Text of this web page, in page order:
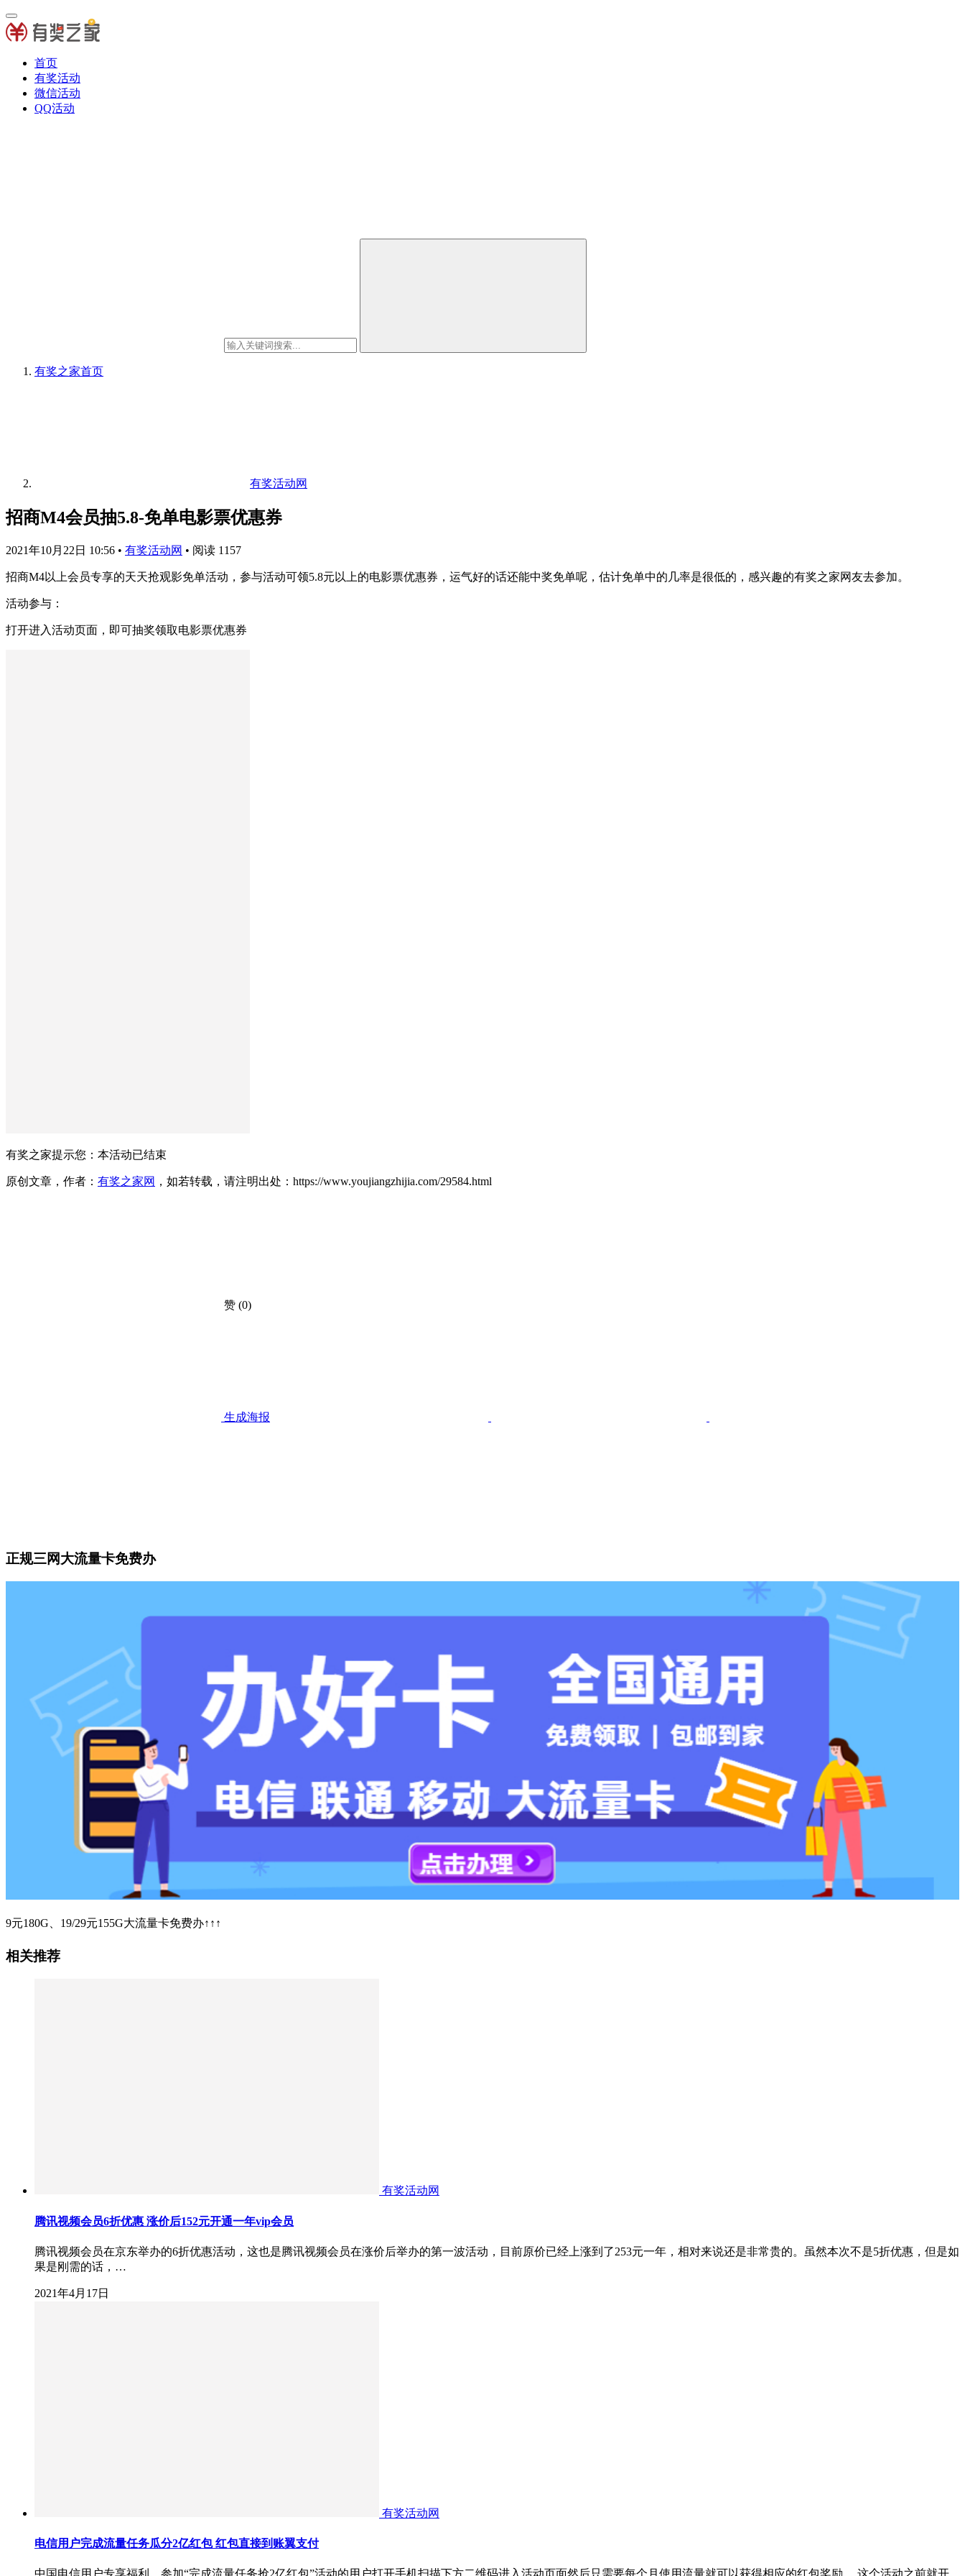
首页
有奖活动
微信活动
QQ活动
有奖之家首页
有奖活动网
招商M4会员抽5.8-免单电影票优惠券
2021年10月22日 10:56 • 有奖活动网 • 阅读 1157
招商M4以上会员专享的天天抢观影免单活动，参与活动可领5.8元以上的电影票优惠券，运气好的话还能中奖免单呢，估计免单中的几率是很低的，感兴趣的有奖之家网友去参加。
活动参与：
打开进入活动页面，即可抽奖领取电影票优惠券
有奖之家提示您： 本活动已结束
原创文章，作者： 有奖之家网 ，如若转载，请注明出处：https://www.youjiangzhijia.com/29584.html
赞 (0)
生成海报
正规三网大流量卡免费办
9元180G、19/29元155G大流量卡免费办↑↑↑
相关推荐
有奖活动网
腾讯视频会员6折优惠 涨价后152元开通一年vip会员
腾讯视频会员在京东举办的6折优惠活动，这也是腾讯视频会员在涨价后举办的第一波活动，目前原价已经上涨到了253元一年，相对来说还是非常贵的。虽然本次不是5折优惠，但是如
果是刚需的话，…
2021年4月17日
有奖活动网
电信用户完成流量任务瓜分2亿红包 红包直接到账翼支付